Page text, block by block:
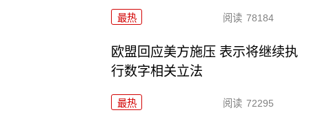
最热 阅读 78184
欧盟回应美方施压 表示将继续执
行数字相关立法
最热 阅读 72295